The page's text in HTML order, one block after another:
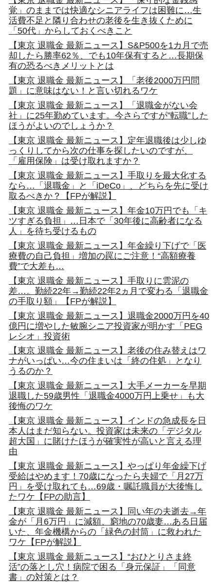
覚」のままでは快適なシニアライフは困難に…生
活費不足と隣り合わせの老後を生き抜くために
「50代」からしておくべきこと
【東京 退職金 最新ニュース】S&P500を1カ月で売
却したら勝率62％、でも10年保有すると…長期保
有の恐るべきメリットとは
【東京 退職金 最新ニュース】「老後2000万円問
題」に意味はない！と言い切れるワケ
【東京 退職金 最新ニュース】「退職金がない会
社」に25年勤めています。今さらですが”転職”した
ほうがよいのでしょうか？
【東京 退職金 最新ニュース】定年退職後は少しゆ
っくりしてから次の仕事を探したいのですが、
「雇用保険」は受け取れますか？
【東京 退職金 最新ニュース】手取りを最大化する
なら…「退職金」と「iDeCo」、どちらを先に受け
取るべきか？【FPが解説】
【東京 退職金 最新ニュース】年金10万円でも「キ
ツすぎる負担」…日本で「30年後に高齢者になる
人」を待ち受けるもの
【東京 退職金 最新ニュース】年金繰り下げで「医
療費の自己負担」増加の罠にご注意！“高額療養
費”で大差も…
【東京 退職金 最新ニュース】手取りに雲泥の
差…。勤続22年→勤続22年2ヵ月で変わる「退職金
の手取り額」【FPが解説】
【東京 退職金 最新ニュース】退職金2000万円を40
億円に増やした敏腕シニア投資家が明かす「PEG
レシオ」投資術
【東京 退職金 最新ニュース】老後の住み替えはワ
ナがいっぱい…今の住まいは「終の住処」となり
うるのか？
【東京 退職金 最新ニュース】大手メーカーを早期
退職した59歳男性「退職金4000万円上乗せ」も大
後悔のワケ
【東京 退職金 最新ニュース】インドの急成長を日
本人はまだ知らない。投資家は未来の「デジタル
超大国」に賭けたほうが確実性が高いと言える理
由
【東京 退職金 最新ニュース】やっぱり年金繰下げ
受給はやめます！70歳になったら夫婦で「月27万
円」を受け取れても…69歳・嘱託職員が大後悔し
たワケ【FPの助言】
【東京 退職金 最新ニュース】同い年の夫逝去→年
金が「月6万円」に減額、窮地の70歳妻…ある日届
いた、年金機構からの「緑色の封筒」に救われた
ワケ【FPが解説】
【東京 退職金 最新ニュース】“おひとりさま終
活”の落とし穴！病院で困る「身元保証」「同意
書」の対策とは？